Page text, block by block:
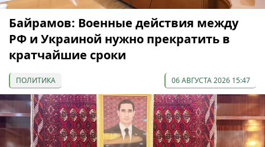
Байрамов: Военные действия между
РФ и Украиной нужно прекратить в
кратчайшие сроки
ПОЛИТИКА 06 АВГУСТА 2026 15:47